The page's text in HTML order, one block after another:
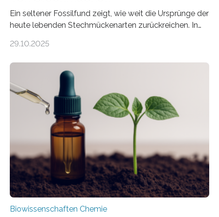
Ein seltener Fossilfund zeigt, wie weit die Ursprünge der
heute lebenden Stechmückenarten zurückreichen. In
Forschende die bisher älteste bekannte Stechmücken-
Region Kachin in Myanmar und hat sich in
ausgezeichnetem Zustand erhalten. Es konnte als neue
Art einer neuen Gattung beschrieben werden und trägt
nun den Namen Cretosabethes primaevus. Dieser erste
fossile Nachweis einer Stechmückenlarve in Bernstein
stellt gleichzeitig den ersten Fossilfund einer
Mückenlarve aus dem Mesozoikum dar, denn…
29.10.2025
Biowissenschaften Chemie